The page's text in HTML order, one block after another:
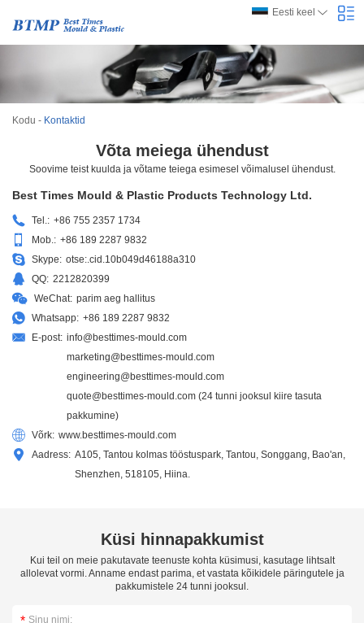
Eesti keel
Kodu - Kontaktid
Võta meiega ühendust
Soovime teist kuulda ja võtame teiega esimesel võimalusel ühendust.
Best Times Mould & Plastic Products Technology Ltd.
Tel.: +86 755 2357 1734
Mob.: +86 189 2287 9832
Skype: otse:.cid.10b049d46188a310
QQ: 2212820399
WeChat: parim aeg hallitus
Whatsapp: +86 189 2287 9832
E-post: info@besttimes-mould.com
marketing@besttimes-mould.com
engineering@besttimes-mould.com
quote@besttimes-mould.com (24 tunni jooksul kiire tasuta
pakkumine)
Võrk: www.besttimes-mould.com
Aadress: A105, Tantou kolmas tööstuspark, Tantou, Songgang, Bao'an,
Shenzhen, 518105, Hiina.
Küsi hinnapakkumist
Kui teil on meie pakutavate teenuste kohta küsimusi, kasutage lihtsalt
allolevat vormi. Anname endast parima, et vastata kõikidele päringutele ja
pakkumistele 24 tunni jooksul.